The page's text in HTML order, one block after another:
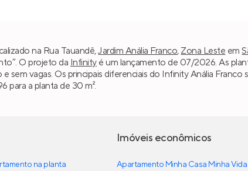
na Rua Tauandê,Jardim Anália Franco, Zona Leste em
O projeto da Infinityé um lançamento de 07/2026. As
e sem vagas. Os principais diferenciais do Infinity Anália
para a planta de 30 m².
na planta
Imóveis econômicos
Apartamento Minha Casa Minha Vida